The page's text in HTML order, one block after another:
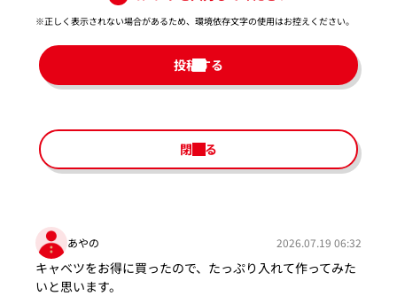
※正しく表示されない場合があるため、環境依存文字の使用はお控えください。​
投稿する
閉じる
あやの 2026.07.19 06:32
キャベツをお得に買ったので、たっぷり入れて作ってみた
いと思います。